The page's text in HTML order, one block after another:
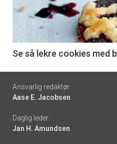
nå
6
Se så lekre cookies med
Footer
-
links
Ansvarlig redaktør:
Aase E. Jacobsen
Daglig leder:
Jan H. Amundsen